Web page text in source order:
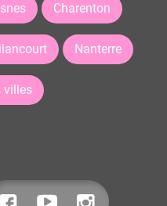
Charenton
Nanterre
villes